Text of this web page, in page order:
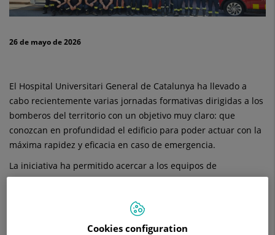
para
facilitar
intervención
rápida
en
caso
de
26 de mayo de 2026
El Hospital Universitari General de Catalunya ha llevado a
cabo recientemente varias jornadas formativas dirigidas a los
bomberos del territorio con un objetivo muy claro: que
conozcan en profundidad el edificio para poder actuar con la
máxima rapidez y eficacia en caso de emergencia.
La iniciativa ha permitido acercar a los equipos de
intervención la realidad del hospital desde dentro. Tal y como
centro, la formación ha incluido una sesión sobre la
distribución del edificio, sus accesos y los principales
Cookies configuration